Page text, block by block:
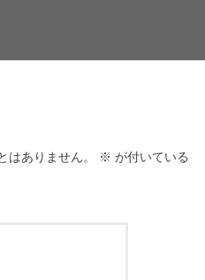
はありません。 ※ が付いている